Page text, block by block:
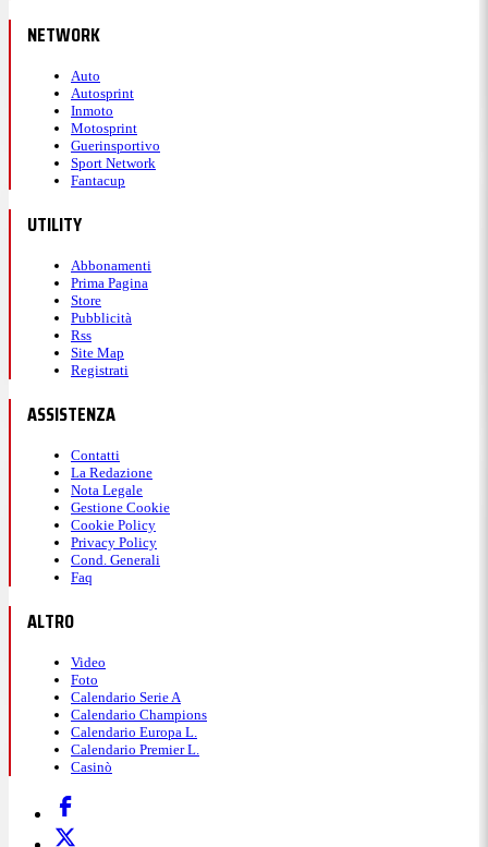
NETWORK
Auto
Autosprint
Inmoto
Motosprint
Guerinsportivo
Sport Network
Fantacup
UTILITY
Abbonamenti
Prima Pagina
Store
Pubblicità
Rss
Site Map
Registrati
ASSISTENZA
Contatti
La Redazione
Nota Legale
Gestione Cookie
Cookie Policy
Privacy Policy
Cond. Generali
Faq
ALTRO
Video
Foto
Calendario Serie A
Calendario Champions
Calendario Europa L.
Calendario Premier L.
Casinò